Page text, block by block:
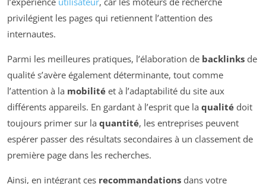
privilégient les pages qui retiennent l’attention des
internautes.
Parmi les meilleures pratiques, l’élaboration de backlinks de
qualité s’avère également déterminante, tout comme
l’attention à la mobilité et à l’adaptabilité du site aux
différents appareils. En gardant à l’esprit que la qualité doit
toujours primer sur la quantité, les entreprises peuvent
espérer passer des résultats secondaires à un classement de
première page dans les recherches.
Ainsi, en intégrant ces recommandations dans votre